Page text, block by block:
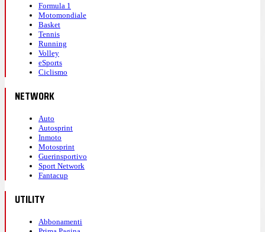
Formula 1
Motomondiale
Basket
Tennis
Running
Volley
eSports
Ciclismo
NETWORK
Auto
Autosprint
Inmoto
Motosprint
Guerinsportivo
Sport Network
Fantacup
UTILITY
Abbonamenti